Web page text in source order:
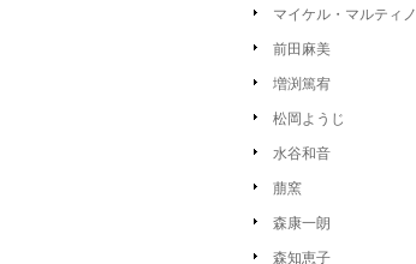
マイケル・マルティノ
前田麻美
増渕篤宥
松岡ようじ
水谷和音
萠窯
森康一朗
森知恵子